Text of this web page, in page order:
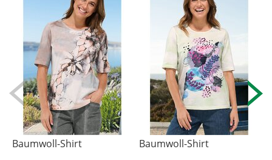
Baumwoll-Shirt Baumwoll-Shirt